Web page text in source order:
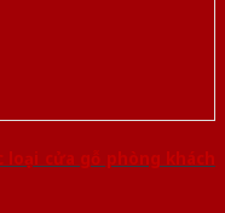
loại cửa gỗ phòng khách